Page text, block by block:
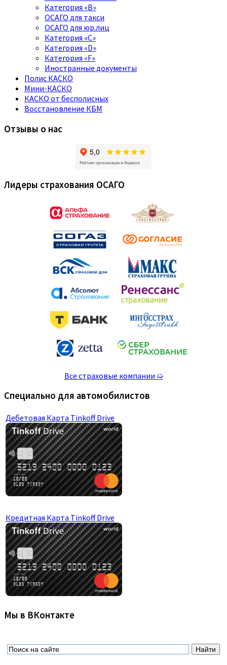
Категория «B»
ОСАГО для такси
ОСАГО для юр.лиц
Категория «C»
Категория «D»
Категория «F»
Иностранные документы
Полис КАСКО
Мини-КАСКО
КАСКО от бесполисных
Восстановление КБМ
Отзывы о нас
Лидеры страхования ОСАГО
Все страховые компании ➯
Специально для автомобилистов
Дебетовая Карта Tinkoff Drive
Кредитная Карта Tinkoff Drive
Мы в ВКонтакте